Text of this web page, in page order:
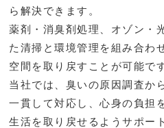
ら解決できます。
薬剤・消臭剤処理、オゾン・
た清掃と環境管理を組み合わ
空間を取り戻すことが可能で
当社では、臭いの原因調査か
一貫して対応し、心身の負担
生活を取り戻せるようサポー